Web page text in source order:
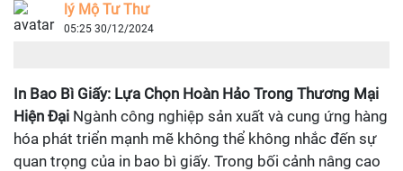
lý Mộ Tư Thư
05:25 30/12/2024
In Bao Bì Giấy: Lựa Chọn Hoàn Hảo Trong Thương Mại
Hiện Đại Ngành công nghiệp sản xuất và cung ứng hàng
hóa phát triển mạnh mẽ không thể không nhắc đến sự
quan trọng của in bao bì giấy. Trong bối cảnh nâng cao